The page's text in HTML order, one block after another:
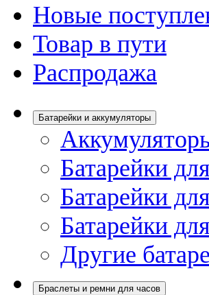
Новые
Товар в пути
Распродажа
Батарейки и аккумуляторы
Батарейки
Батарейки
Батарейки
Другие
Браслеты и ремни для часов